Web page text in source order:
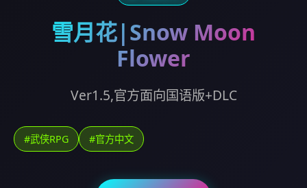
雪月花|Snow Moon
Flower
Ver1.5,官方面向国语版+DLC
#武侠RPG #官方中文